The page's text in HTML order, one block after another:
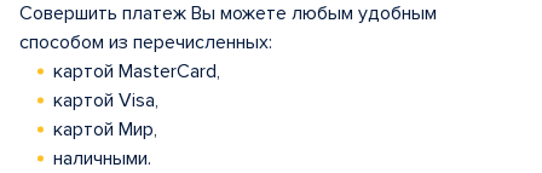
Совершить платеж Вы можете любым удобным
способом из перечисленных:
картой MasterCard,
картой Visa,
картой Мир,
наличными.